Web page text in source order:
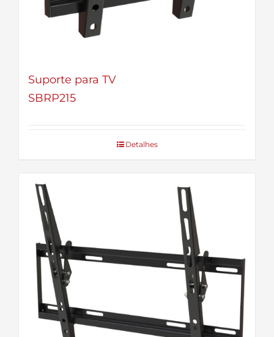
Suporte para TV
SBRP215
Detalhes